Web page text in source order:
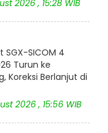
2026 , 15:28 WIB
SGX-SICOM 4
Turun ke
Koreksi Berlanjut di
2026 , 15:56 WIB